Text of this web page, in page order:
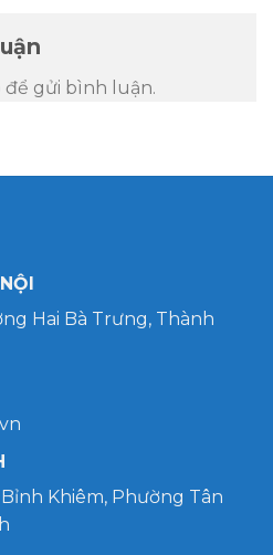
để gửi bình luận.
Hai Bà Trưng, Thành
Khiêm, Phường Tân